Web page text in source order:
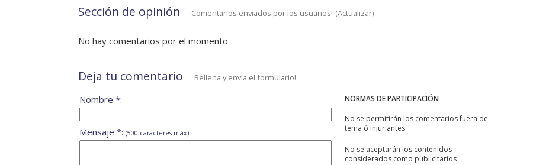
Sección de opinión Comentarios enviados por los usuarios! (Actualizar)
No hay comentarios por el momento
Deja tu comentario Rellena y envía el formulario!
NORMAS DE PARTICIPACIÓN
No se permitirán los comentarios fuera de
tema ó injuriantes
No se aceptarán los contenidos
considerados como publicitarios
Nombre *:
Mensaje *: (500 caracteres máx)